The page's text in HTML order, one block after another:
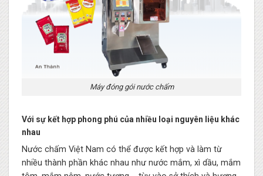
Máy đóng gói nước chấm
Với sự kết hợp phong phú của nhiều loại nguyên liệu khác
nhau
Nước chấm Việt Nam có thể được kết hợp và làm từ
nhiều thành phần khác nhau như nước mắm, xì dầu, mắm